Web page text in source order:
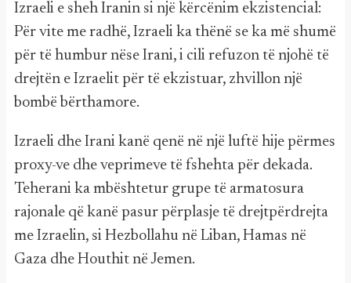
Izraeli e sheh Iranin si një kërcënim ekzistencial:
Për vite me radhë, Izraeli ka thënë se ka më shumë
për të humbur nëse Irani, i cili refuzon të njohë të
drejtën e Izraelit për të ekzistuar, zhvillon një
bombë bërthamore.
Izraeli dhe Irani kanë qenë në një luftë hije përmes
proxy-ve dhe veprimeve të fshehta për dekada.
Teherani ka mbështetur grupe të armatosura
rajonale që kanë pasur përplasje të drejtpërdrejta
me Izraelin, si Hezbollahu në Liban, Hamas në
Gaza dhe Houthit në Jemen.